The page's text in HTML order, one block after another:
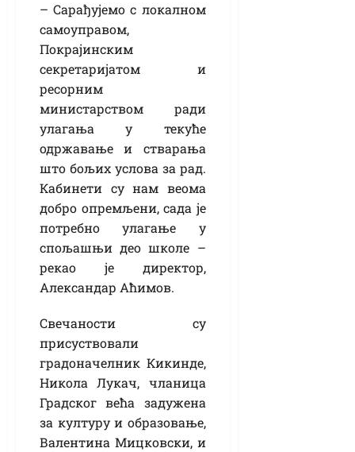
– Сарађујемо с локалном
самоуправом,
Покрајинским
секретаријатом и
ресорним
министарством ради
улагања у текуће
одржавање и стварања
што бољих услова за рад.
Кабинети су нам веома
добро опремљени, сада је
потребно улагање у
спољашњи део школе –
рекао је директор,
Александар Аћимов.
Свечаности су
присуствовали
градоначелник Кикинде,
Никола Лукач, чланица
Градског већа задужена
за културу и образовање,
Валентина Мицковски, и